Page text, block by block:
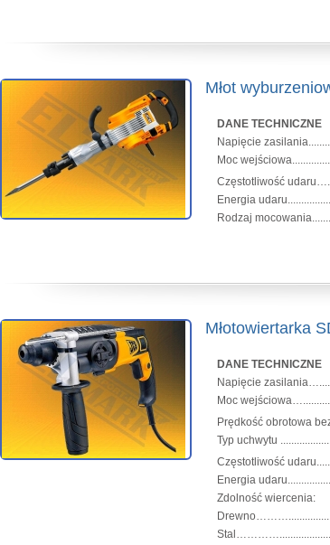
Młot
DANE TECHNICZNE
Napięcie
Moc
Częstotliwość
Energia
Rodzaj
Młotowiertarka
DANE TECHNICZNE
Napięcie
Moc
Prędkość obrotowa
Typ uchwytu
Częstotliwość
Energia
Zdolność wiercenia: